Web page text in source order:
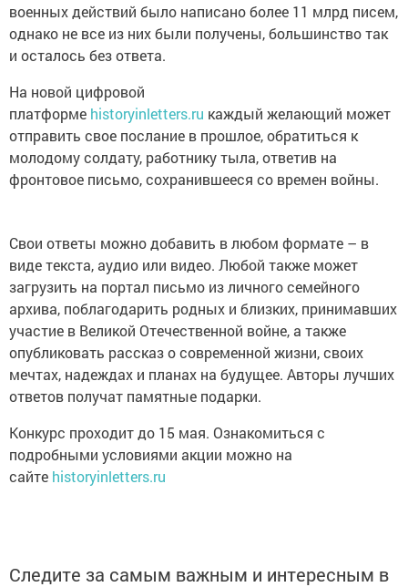
военных действий было написано более 11 млрд писем,
однако не все из них были получены, большинство так
и осталось без ответа.
На новой цифровой
платформе historyinletters.ru каждый желающий может
отправить свое послание в прошлое, обратиться к
молодому солдату, работнику тыла, ответив на
фронтовое письмо, сохранившееся со времен войны.
Свои ответы можно добавить в любом формате – в
виде текста, аудио или видео. Любой также может
загрузить на портал письмо из личного семейного
архива, поблагодарить родных и близких, принимавших
участие в Великой Отечественной войне, а также
опубликовать рассказ о современной жизни, своих
мечтах, надеждах и планах на будущее. Авторы лучших
ответов получат памятные подарки.
Конкурс проходит до 15 мая. Ознакомиться с
подробными условиями акции можно на
сайте historyinletters.ru
Следите за самым важным и интересным в